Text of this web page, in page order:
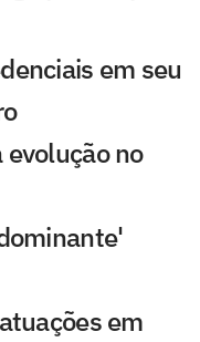
em seu
evolução no
em